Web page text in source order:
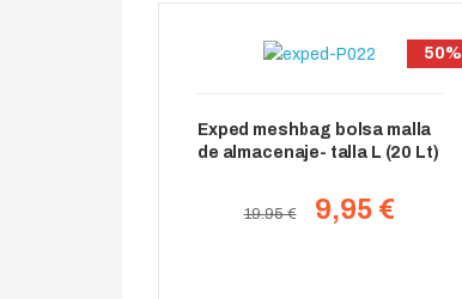
50%
Exped meshbag bolsa malla
de almacenaje- talla L (20 Lt)
19.95 € 9,95 €